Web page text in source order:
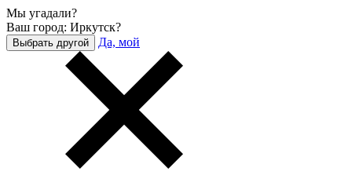
Мы угадали?
Ваш город: Иркутск?
Выбрать другой Да, мой